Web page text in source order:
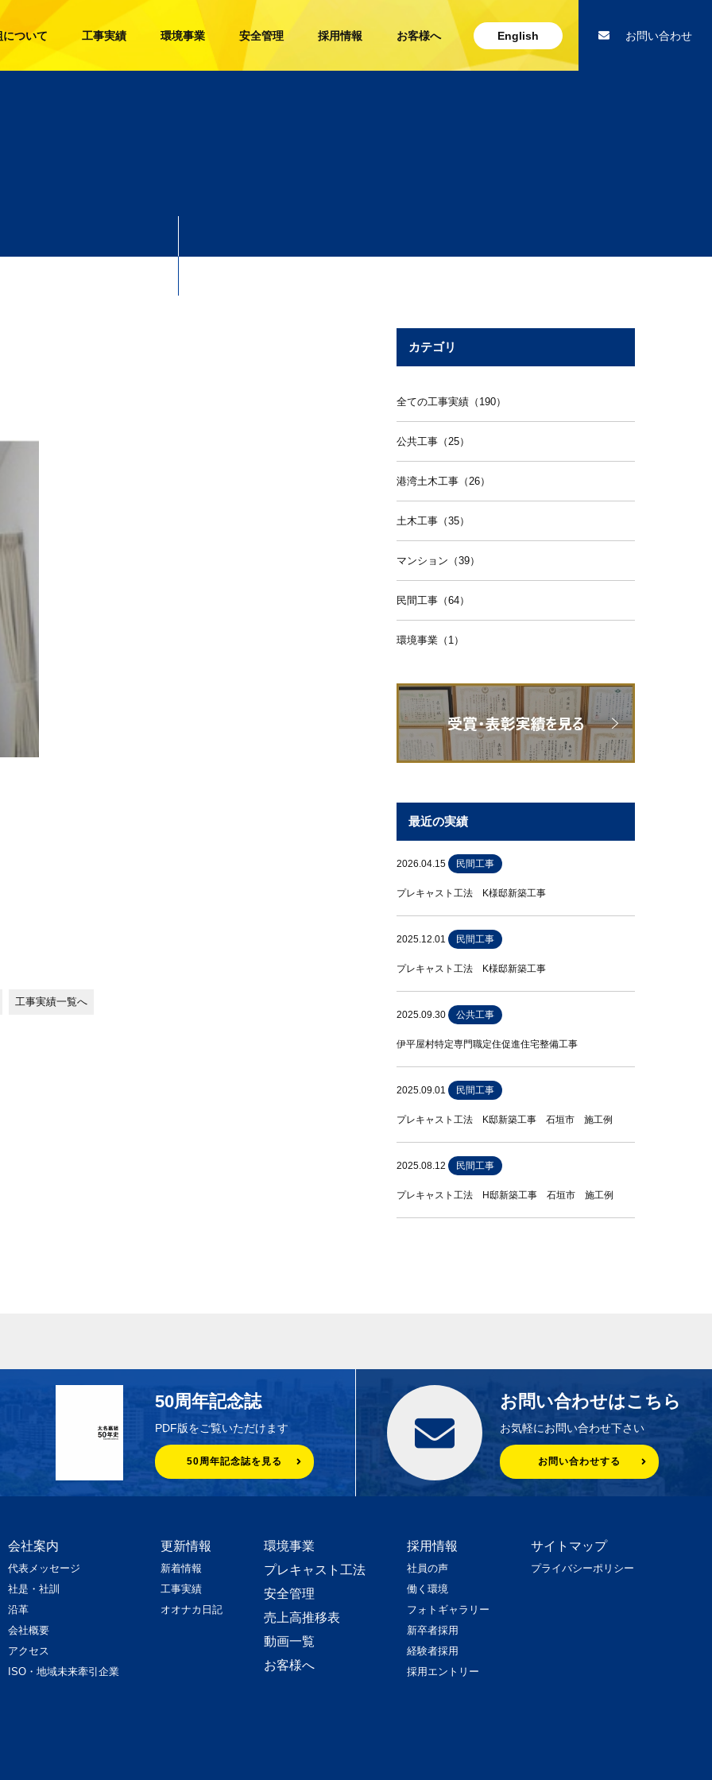
ついて 工事実績 環境事業 安全管理 採用情報 お客様へ English お問い合わせ
工事実績一覧へ
カテゴリ
全ての工事実績（190）
公共工事（25）
港湾土木工事（26）
土木工事（35）
マンション（39）
民間工事（64）
環境事業（1）
最近の実績
2026.04.15 民間工事
プレキャスト工法 K様邸新築工事
2025.12.01 民間工事
プレキャスト工法 K様邸新築工事
2025.09.30 公共工事
伊平屋村特定専門職定住促進住宅整備工事
2025.09.01 民間工事
プレキャスト工法 K邸新築工事 石垣市 施工例
2025.08.12 民間工事
プレキャスト工法 H邸新築工事 石垣市 施工例
50周年記念誌
PDF版をご覧いただけます
50周年記念誌を見る
お問い合わせはこちら
お気軽にお問い合わせ下さい
お問い合わせする
会社案内
代表メッセージ
社是・社訓
沿革
会社概要
アクセス
ISO・地域未来牽引企業
更新情報
新着情報
工事実績
オオナカ日記
環境事業
プレキャスト工法
安全管理
売上高推移表
動画一覧
お客様へ
採用情報
社員の声
働く環境
フォトギャラリー
新卒者採用
経験者採用
採用エントリー
サイトマップ
プライバシーポリシー